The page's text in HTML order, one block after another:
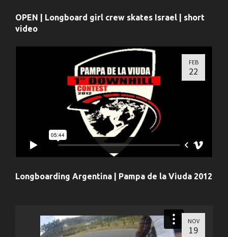
OPEN | Longboard girl crew skates Israel | short
video
FEB
22
Longboarding Argentina | Pampa de la Viuda 2012
NOV
19